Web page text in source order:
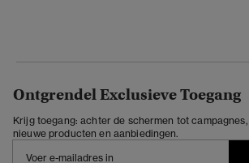
Ontgrendel Exclusieve Toegang
Krijg toegang: achter de schermen tot
nieuwe producten en aanbiedingen.